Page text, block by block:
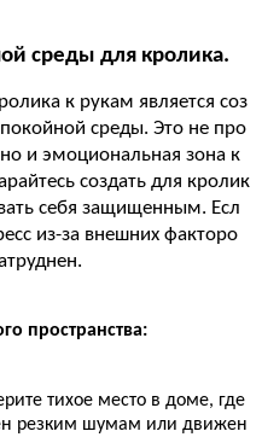
среды для кролика.
к рукам является соз
среды. Это не про
и эмоциональная зона к
создать для кролик
себя защищенным. Есл
из-за внешних факторо
пространства:
тихое место в доме, где
резким шумам или движен